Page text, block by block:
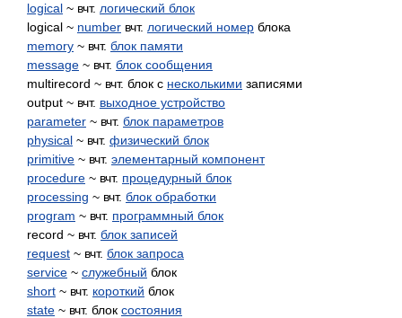
logical ~ вчт. логический блок
logical ~ number вчт. логический номер блока
memory ~ вчт. блок памяти
message ~ вчт. блок сообщения
multirecord ~ вчт. блок с несколькими записями
output ~ вчт. выходное устройство
parameter ~ вчт. блок параметров
physical ~ вчт. физический блок
primitive ~ вчт. элементарный компонент
procedure ~ вчт. процедурный блок
processing ~ вчт. блок обработки
program ~ вчт. программный блок
record ~ вчт. блок записей
request ~ вчт. блок запроса
service ~ служебный блок
short ~ вчт. короткий блок
state ~ вчт. блок состояния